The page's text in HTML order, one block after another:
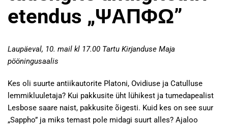
etendus „ΨΑΠΦΩ”
Laupäeval, 10. mail kl 17.00 Tartu Kirjanduse Maja
pööningusaalis
Kes oli suurte antiikautorite Platoni, Ovidiuse ja Catulluse
lemmikluuletaja? Kui pakkusite üht lühikest ja tumedapealist
Lesbose saare naist, pakkusite õigesti. Kuid kes on see suur
„Sappho” ja miks temast pole midagi suurt alles? Ajaloo